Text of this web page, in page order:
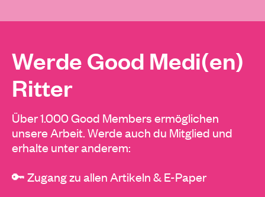
Werde Good Medi(en)
Ritter
Über 1.000 Good Members ermöglichen
unsere Arbeit. Werde auch du Mitglied und
erhalte unter anderem:
🔑 Zugang zu allen Artikeln & E-Paper